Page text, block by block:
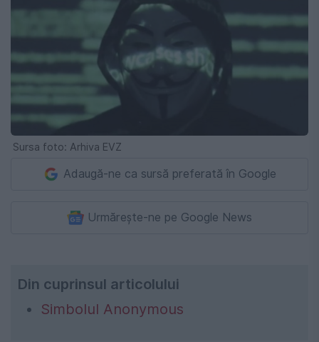
Sursa foto: Arhiva EVZ
Adaugă-ne ca sursă preferată în Google
Urmărește-ne pe Google News
Din cuprinsul articolului
Simbolul Anonymous